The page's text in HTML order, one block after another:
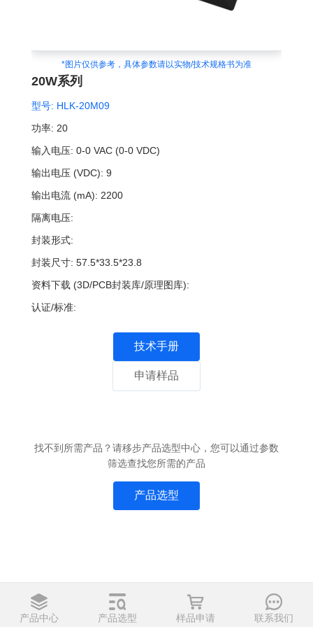
*图片仅供参考，具体参数请以实物/技术规格书为准
20W系列
型号: HLK-20M09
功率: 20
输入电压: 0-0 VAC (0-0 VDC)
输出电压 (VDC): 9
输出电流 (mA): 2200
隔离电压:
封装形式:
封装尺寸: 57.5*33.5*23.8
资料下载 (3D/PCB封装库/原理图库):
认证/标准:
技术手册
申请样品
找不到所需产品？请移步产品选型中心，您可以通过参数
筛选查找您所需的产品
产品选型
产品中心 产品选型 样品申请 联系我们